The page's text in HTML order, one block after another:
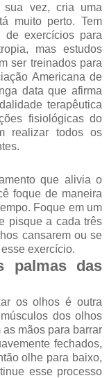
sua vez, cria uma
muito perto. Tem
de exercícios para
mas estudos
ser treinados para
Americana de
data que afirma
terapêutica
fisiológicas do
realizar todos os
que alivia o
foque de maneira
Foque em um
pisque a cada três
cansarem ou se
exercício.
palmas das
os olhos é outra
dos olhos
mãos para barrar
fechados,
olhe para baixo,
esse processo